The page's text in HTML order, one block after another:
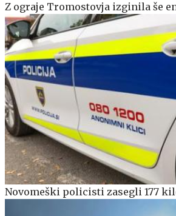
Z ograje Tromostovja izginila še
Novomeški policisti zasegli 177